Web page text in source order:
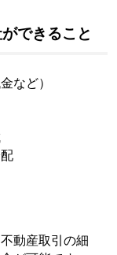
できること
など）
動産取引の細